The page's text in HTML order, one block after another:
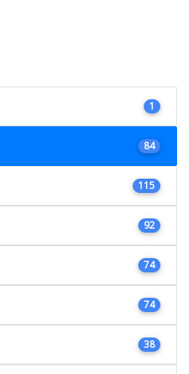
1
84
115
92
74
74
38